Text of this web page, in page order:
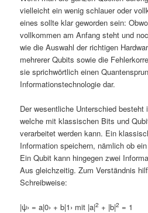
vielleicht ein wenig schlauer oder
eines sollte klar geworden sein:
vollkommen am Anfang steht und
wie die Auswahl der richtigen
mehrerer Qubits sowie die
sie sprichwörtlich einen
Informationstechnologie dar.
Der wesentliche Unterschied
welche mit klassischen Bits und
verarbeitet werden kann. Ein
Information speichern, nämlich ob
Ein Qubit kann hingegen zwei
Aus gleichzeitig. Zum Verständnis
Schreibweise:
|ψ› = a|0› + b|1› mit |a|2 + |b|2 = 1